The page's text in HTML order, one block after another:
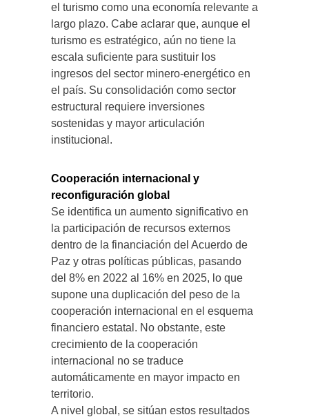
el turismo como una economía relevante a
largo plazo. Cabe aclarar que, aunque el
turismo es estratégico, aún no tiene la
escala suficiente para sustituir los
ingresos del sector minero-energético en
el país. Su consolidación como sector
estructural requiere inversiones
sostenidas y mayor articulación
institucional.
Cooperación internacional y
reconfiguración global
Se identifica un aumento significativo en
la participación de recursos externos
dentro de la financiación del Acuerdo de
Paz y otras políticas públicas, pasando
del 8% en 2022 al 16% en 2025, lo que
supone una duplicación del peso de la
cooperación internacional en el esquema
financiero estatal. No obstante, este
crecimiento de la cooperación
internacional no se traduce
automáticamente en mayor impacto en
territorio.
A nivel global, se sitúan estos resultados